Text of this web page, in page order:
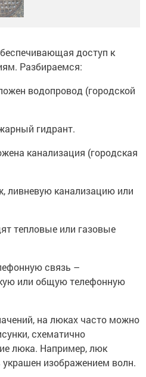
доступ к
Разбираемся:
водопровод (городской
гидрант.
канализация (городская
ливневую канализацию или
тепловые или газовые
связь –
или общую телефонную
на люках часто можно
схематично
люка. Например, люк
изображением волн.